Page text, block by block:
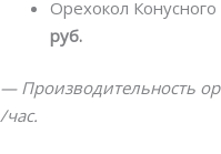
Орехокол
руб.
— Производительность
/час.